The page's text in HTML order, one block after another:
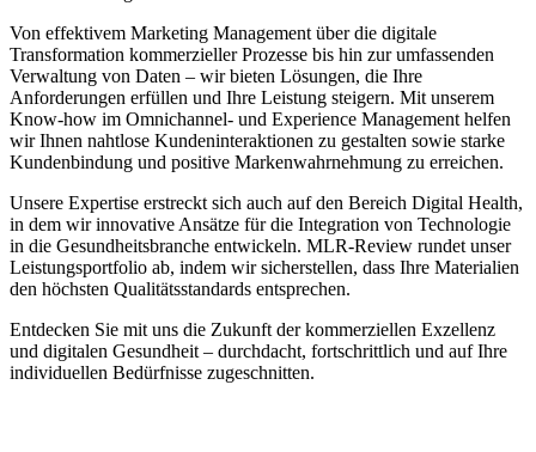
Von effektivem Marketing Management über die digitale
Transformation kommerzieller Prozesse bis hin zur umfassenden
Verwaltung von Daten – wir bieten Lösungen, die Ihre
Anforderungen erfüllen und Ihre Leistung steigern. Mit unserem
Know-how im Omnichannel- und Experience Management helfen
wir Ihnen nahtlose Kundeninteraktionen zu gestalten sowie starke
Kundenbindung und positive Markenwahrnehmung zu erreichen.
Unsere Expertise erstreckt sich auch auf den Bereich Digital Health,
in dem wir innovative Ansätze für die Integration von Technologie
in die Gesundheitsbranche entwickeln. MLR-Review rundet unser
Leistungsportfolio ab, indem wir sicherstellen, dass Ihre Materialien
den höchsten Qualitätsstandards entsprechen.
Entdecken Sie mit uns die Zukunft der kommerziellen Exzellenz
und digitalen Gesundheit – durchdacht, fortschrittlich und auf Ihre
individuellen Bedürfnisse zugeschnitten.